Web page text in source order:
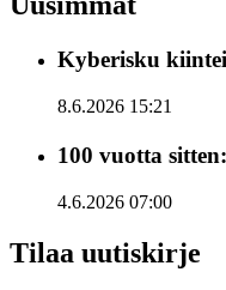
Kyberisku
8.6.2026 15:21
100 vuotta
4.6.2026 07:00
Tilaa uutiskirje